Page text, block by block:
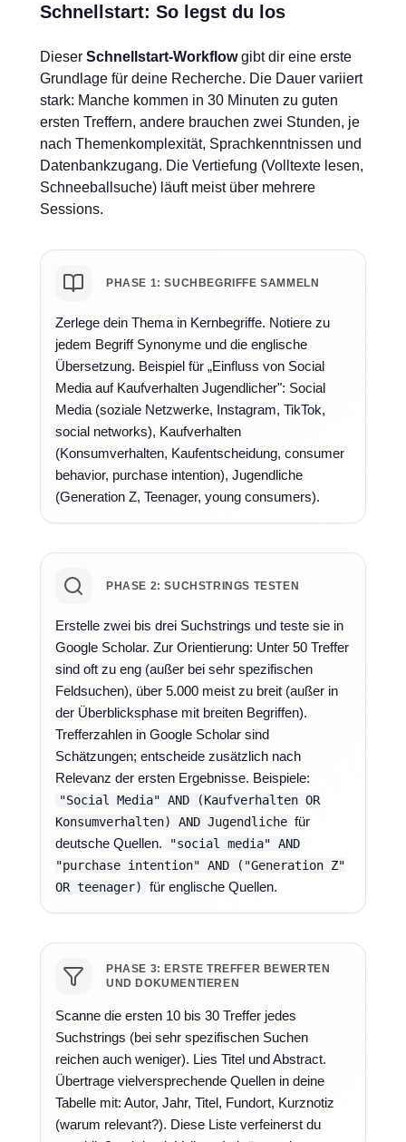
Schnellstart: So legst du los
Dieser Schnellstart-Workflowgibt dir eine erste
Grundlage für deine Recherche. Die Dauer variiert
stark: Manche kommen in 30 Minuten zu guten
ersten Treffern, andere brauchen zwei Stunden, je
nach Themenkomplexität, Sprachkenntnissen und
Datenbankzugang. Die Vertiefung (Volltexte lesen,
Schneeballsuche) läuft meist über mehrere
Sessions.
PHASE 1: SUCHBEGRIFFE SAMMELN
Zerlege dein Thema in Kernbegriffe. Notiere zu
jedem Begriff Synonyme und die englische
Übersetzung. Beispiel für „Einfluss von Social
Media auf Kaufverhalten Jugendlicher": Social
Media (soziale Netzwerke, Instagram, TikTok,
social networks), Kaufverhalten
(Konsumverhalten, Kaufentscheidung, consumer
behavior, purchase intention), Jugendliche
(Generation Z, Teenager, young consumers).
PHASE 2: SUCHSTRINGS TESTEN
Erstelle zwei bis drei Suchstrings und teste sie in
Google Scholar. Zur Orientierung: Unter 50 Treffer
sind oft zu eng (außer bei sehr spezifischen
Feldsuchen), über 5.000 meist zu breit (außer in
der Überblicksphase mit breiten Begriffen).
Trefferzahlen in Google Scholar sind
Schätzungen; entscheide zusätzlich nach
Relevanz der ersten Ergebnisse. Beispiele:
"Social Media" AND (Kaufverhalten OR
Konsumverhalten) AND Jugendliche für
deutsche Quellen.
"social media" AND
"purchase intention" AND ("Generation Z"
OR teenager)
für englische Quellen.
PHASE 3: ERSTE TREFFER BEWERTEN
UND DOKUMENTIEREN
Scanne die ersten 10 bis 30 Treffer jedes
Suchstrings (bei sehr spezifischen Suchen
reichen auch weniger). Lies Titel und Abstract.
Übertrage vielversprechende Quellen in deine
Tabelle mit: Autor, Jahr, Titel, Fundort, Kurznotiz
(warum relevant?). Diese Liste verfeinerst du